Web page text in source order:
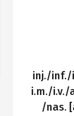
inj./inf./
i.m./
/nas.